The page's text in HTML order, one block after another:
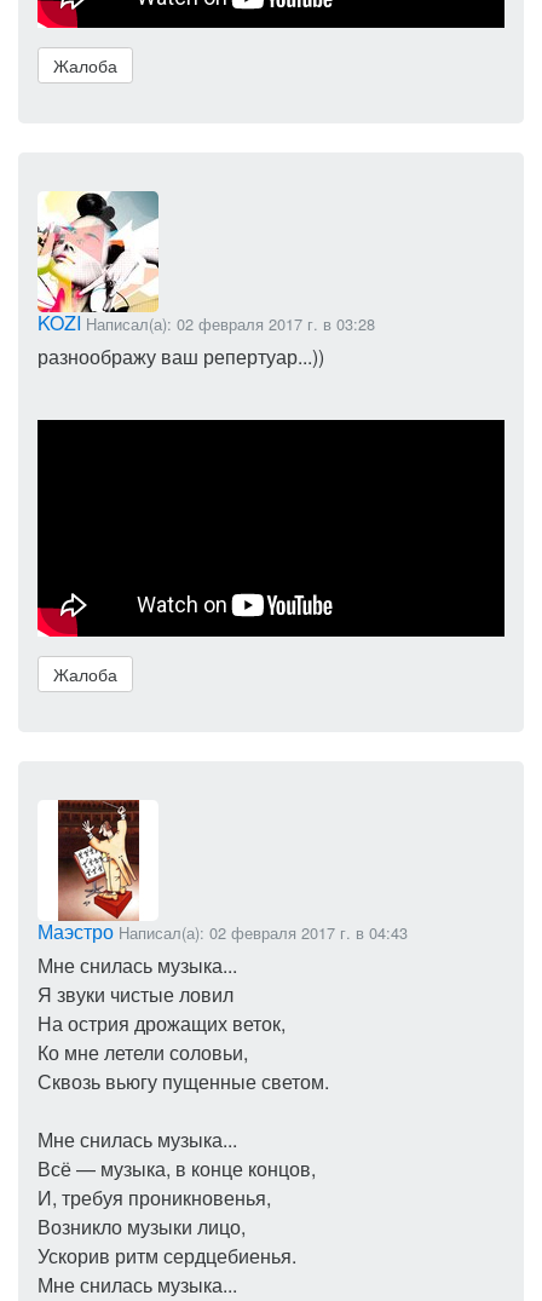
Жалоба
KOZI Написал(а): 02 февраля 2017 г. в 03:28
разноображу ваш репертуар...))
Жалоба
Маэстро Написал(а): 02 февраля 2017 г. в 04:43
Мне снилась музыка...
Я звуки чистые ловил
На острия дрожащих веток,
Ко мне летели соловьи,
Сквозь вьюгу пущенные светом.
Мне снилась музыка...
Всё — музыка, в конце концов,
И, требуя проникновенья,
Возникло музыки лицо,
Ускорив ритм сердцебиенья.
Мне снилась музыка...